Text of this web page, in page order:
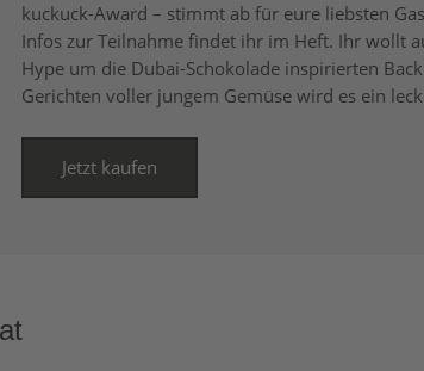
kuckuck-Award – stimmt ab für eure liebsten
Infos zur Teilnahme findet ihr im Heft. Ihr wollt
Hype um die Dubai-Schokolade inspirierten
Gerichten voller jungem Gemüse wird es ein
Jetzt kaufen